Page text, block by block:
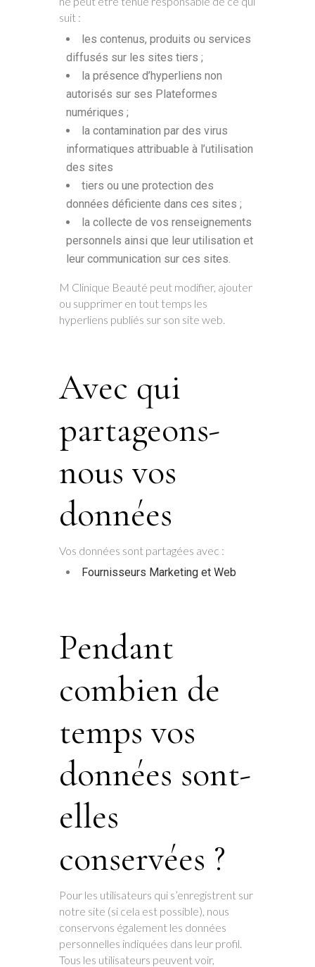
suit :
les contenus, produits ou services
diffusés sur les sites tiers ;
la présence d’hyperliens non
autorisés sur ses Plateformes
numériques ;
la contamination par des virus
informatiques attribuable à l’utilisation
des sites
tiers ou une protection des
données déficiente dans ces sites ;
la collecte de vos renseignements
personnels ainsi que leur utilisation et
leur communication sur ces sites.
M Clinique Beauté peut modifier, ajouter
ou supprimer en tout temps les
hyperliens publiés sur son site web.
Avec qui
partageons-
nous vos
données
Vos données sont partagées avec :
Fournisseurs Marketing et Web
Pendant
combien de
temps vos
données sont-
elles
conservées ?
Pour les utilisateurs qui s’enregistrent sur
notre site (si cela est possible), nous
conservons également les données
personnelles indiquées dans leur profil.
Tous les utilisateurs peuvent voir,